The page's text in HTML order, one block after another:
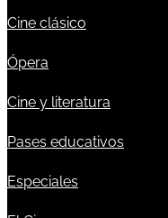
Cine clásico
Ópera
Cine y literatura
Pases educativos
Especiales